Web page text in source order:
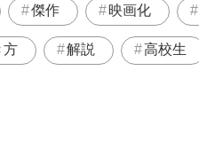
傑作 映画化
方 解説 高校生